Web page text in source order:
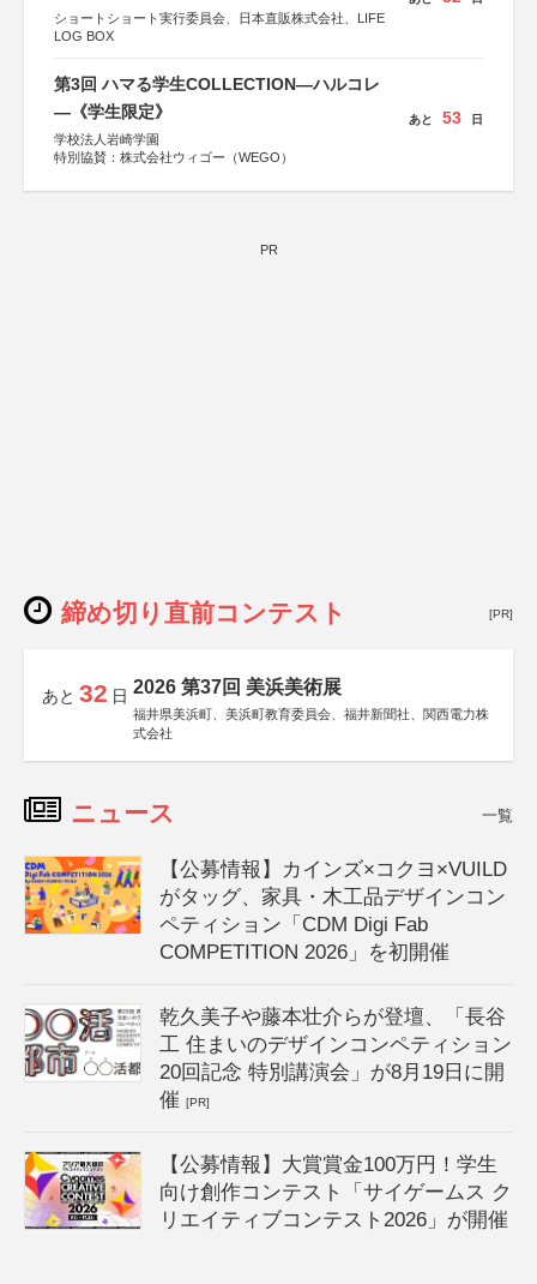
ショートショート実行委員会、日本直販株式会社、LIFE
LOG BOX
第3回 ハマる学生COLLECTION―ハルコレ
―《学生限定》
学校法人岩崎学園
特別協賛：株式会社ウィゴー（WEGO）
あと 53 日
PR
締め切り直前コンテスト [PR]
あと 32 日 2026 第37回 美浜美術展
福井県美浜町、美浜町教育委員会、福井新聞社、関西電力株
式会社
ニュース 一覧
【公募情報】カインズ×コクヨ×VUILD
がタッグ、家具・木工品デザインコン
ペティション「CDM Digi Fab
COMPETITION 2026」を初開催
乾久美子や藤本壮介らが登壇、「長谷
工 住まいのデザインコンペティション
20回記念 特別講演会」が8月19日に開
催[PR]
【公募情報】大賞賞金100万円！学生
向け創作コンテスト「サイゲームス ク
リエイティブコンテスト2026」が開催